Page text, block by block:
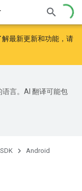
解最新更新和功能，请
语言。AI 翻译可能包
Android